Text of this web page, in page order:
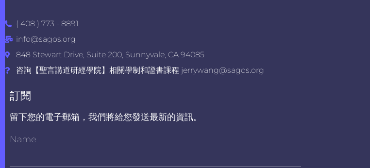
( 408 ) 773 - 8891
info@sagos.org
848 Stewart Drive, Suite 200, Sunnyvale, CA 94085
咨詢【聖言講道研經學院】相關學制和證書課程 jerrywang@sagos.org
訂閱
留下您的電子郵箱，我們將給您發送最新的資訊。
Name